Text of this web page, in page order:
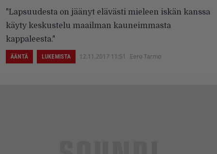
"Lapsuudesta on jäänyt elävästi mieleen iskän kanssa
käyty keskustelu maailman kauneimmasta
kappaleesta."
ÄÄNTÄ LUKEMISTA 12.11.2017 11:51 Eero Tarmo